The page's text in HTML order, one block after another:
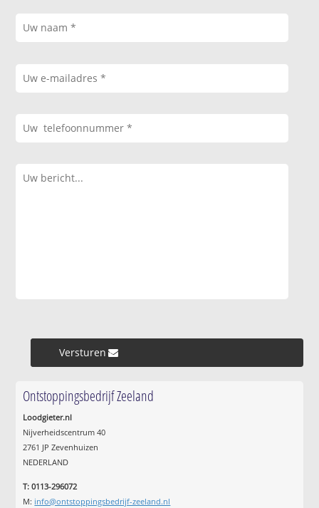
Versturen »
Ontstoppingsbedrijf Zeeland
Loodgieter.nl
Nijverheidscentrum 40
2761 JP Zevenhuizen
NEDERLAND
T: 0113-296072
M: info@ontstoppingsbedrijf-zeeland.nl